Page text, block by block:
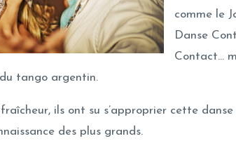
comme le
Danse
Contact…
du tango argentin.
ils ont su s’approprier cette
des plus grands.